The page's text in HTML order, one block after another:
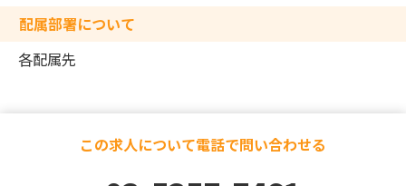
配属部署について
各配属先
この求人について電話で問い合わせる